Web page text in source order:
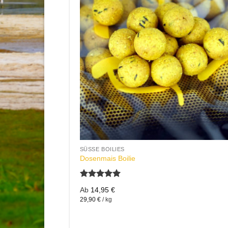
+
SÜSSE BOILIES
Dosenmais Boilie
Bewertet
mit5.00
von 5
Ab 14,95 €
29,90 €/ kg